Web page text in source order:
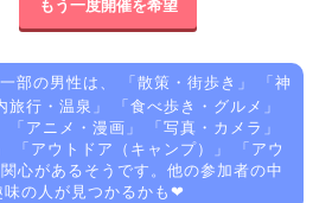
もう一度開催を希望
部の男性は、 「 散策・街歩き 」 「 神
旅行・温泉 」 「食べ歩き・グルメ 」
「アニメ・漫画 」 「写真・カメラ 」
「アウトドア（キャンプ） 」 「アウ
関心があるそうです。他の参加者の中
の人が見つかるかも❤